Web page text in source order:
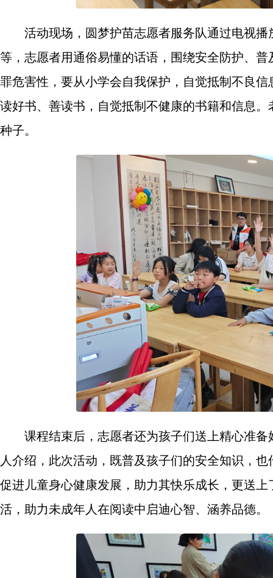
活动现场，圆梦护苗志愿者服务队通过电视播
等，志愿者用通俗易懂的话语，围绕安全防护、
罪危害性，要从小学会自我保护，自觉抵制不良
读好书、善读书，自觉抵制不健康的书籍和信息。
种子。
课程结束后，志愿者还为孩子们送上精心准
人介绍，此次活动，既普及孩子们的安全知识，
促进儿童身心健康发展，助力其快乐成长，更送
活，助力未成年人在阅读中启迪心智、涵养品德。